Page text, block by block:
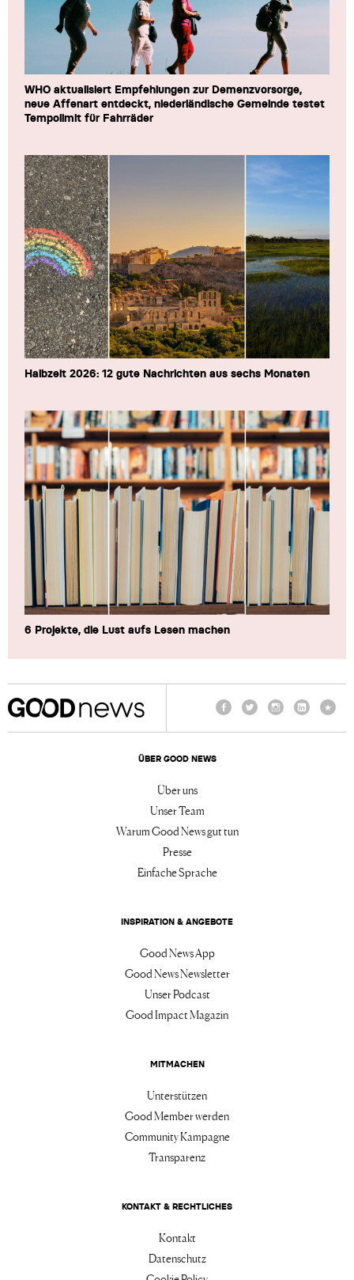
WHO aktualisiert Empfehlungen zur Demenzvorsorge,
neue Affenart entdeckt, niederländische Gemeinde testet
Tempolimit für Fahrräder
Halbzeit 2026: 12 gute Nachrichten aus sechs Monaten
6 Projekte, die Lust aufs Lesen machen
ÜBER GOOD NEWS
Über uns
Unser Team
Warum Good News gut tun
Presse
Einfache Sprache
INSPIRATION & ANGEBOTE
Good News App
Good News Newsletter
Unser Podcast
Good Impact Magazin
MITMACHEN
Unterstützen
Good Member werden
Community Kampagne
Transparenz
KONTAKT & RECHTLICHES
Kontakt
Datenschutz